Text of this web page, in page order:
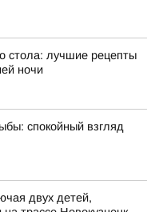
стола: лучшие рецепты
ночи
спокойный взгляд
двух детей,